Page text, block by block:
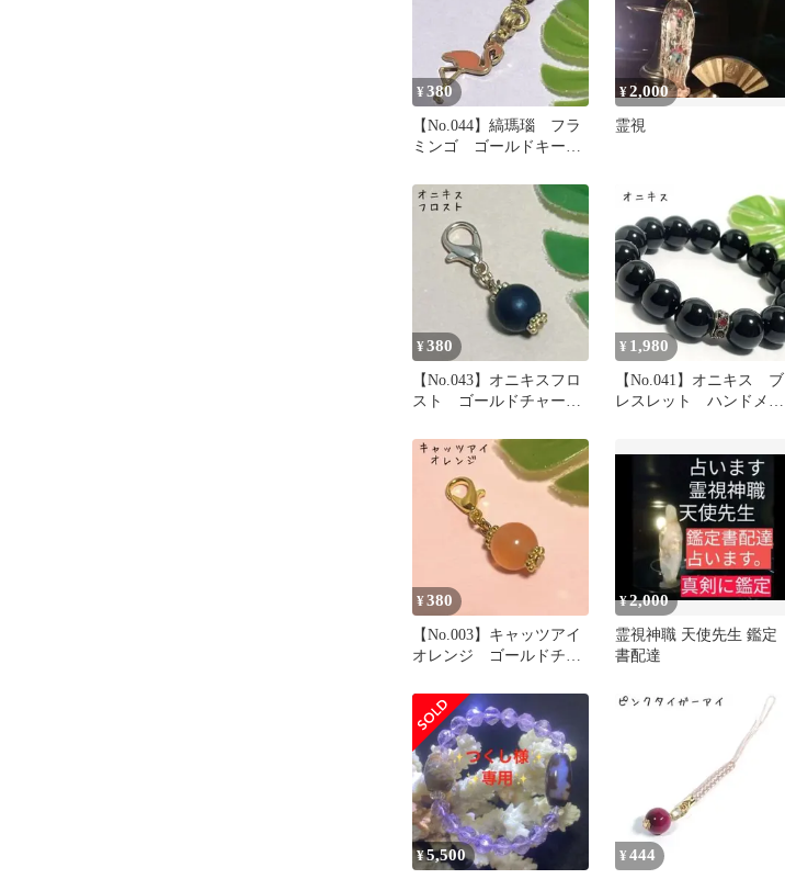
¥380
【No.044】縞瑪瑙 フラ
ミンゴ ゴールドキーホ
¥2,000
霊視
¥380
【No.043】オニキスフロ
スト ゴールドチャー
¥ 1,980
【No.041】オニキス ブ
レスレット ハンドメイ
¥380
【No.003】キャッツアイ
オレンジ ゴールドチャ
品未使用
¥2,000
霊視神職 天使先生 鑑定
書配達
¥5,500 ¥ 444